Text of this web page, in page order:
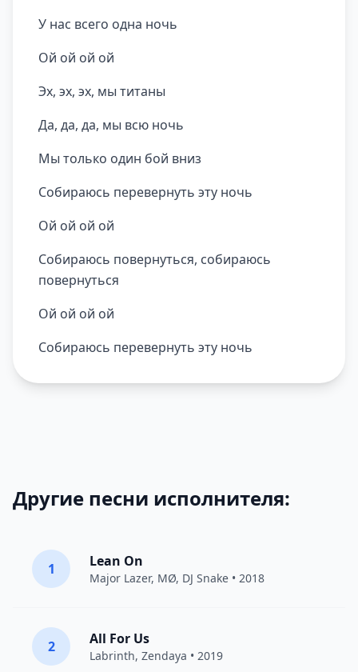
У нас всего одна ночь
Ой ой ой ой
Эх, эх, эх, мы титаны
Да, да, да, мы всю ночь
Мы только один бой вниз
Собираюсь перевернуть эту ночь
Ой ой ой ой
Собираюсь повернуться, собираюсь
повернуться
Ой ой ой ой
Собираюсь перевернуть эту ночь
Другие песни исполнителя:
1 Lean On
Major Lazer, MØ, DJ Snake • 2018
2 All For Us
Labrinth, Zendaya • 2019